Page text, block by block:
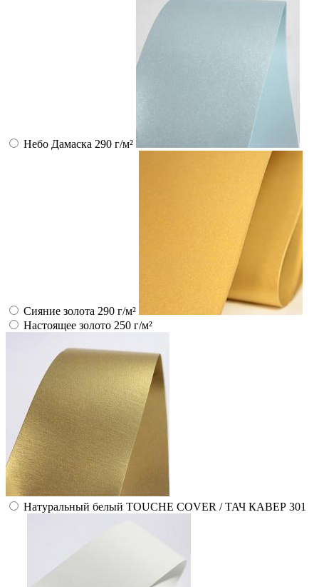
Небо Дамаска 290 г/м²
Сияние золота 290 г/м²
Настоящее золото 250 г/м²
Натуральный белый TOUCHE COVER / ТАЧ КАВЕР 301